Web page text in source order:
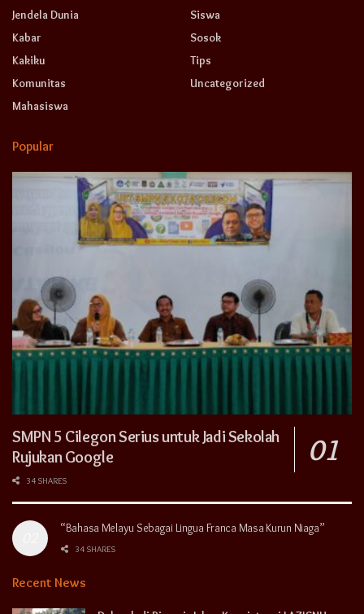
Jendela Dunia
Kabar
Kakiku
Komunitas
Mahasiswa
Siswa
Sosok
Tips
Uncategorized
Popular
SMPN 5 Cilegon Serius untuk Jadi Sekolah
Rujukan Google
34 SHARES
“Bahasa Melayu Sebagai Lingua Franca Masa Kurun Niaga”
34 SHARES
Recent News